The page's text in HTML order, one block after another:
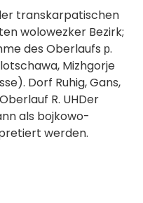
transkarpatischen
wolowezker Bezirk;
des Oberlaufs р.
Mizhgorje
Dorf Ruhig, Gans,
R. UHDer
als bojkowo-
werden.